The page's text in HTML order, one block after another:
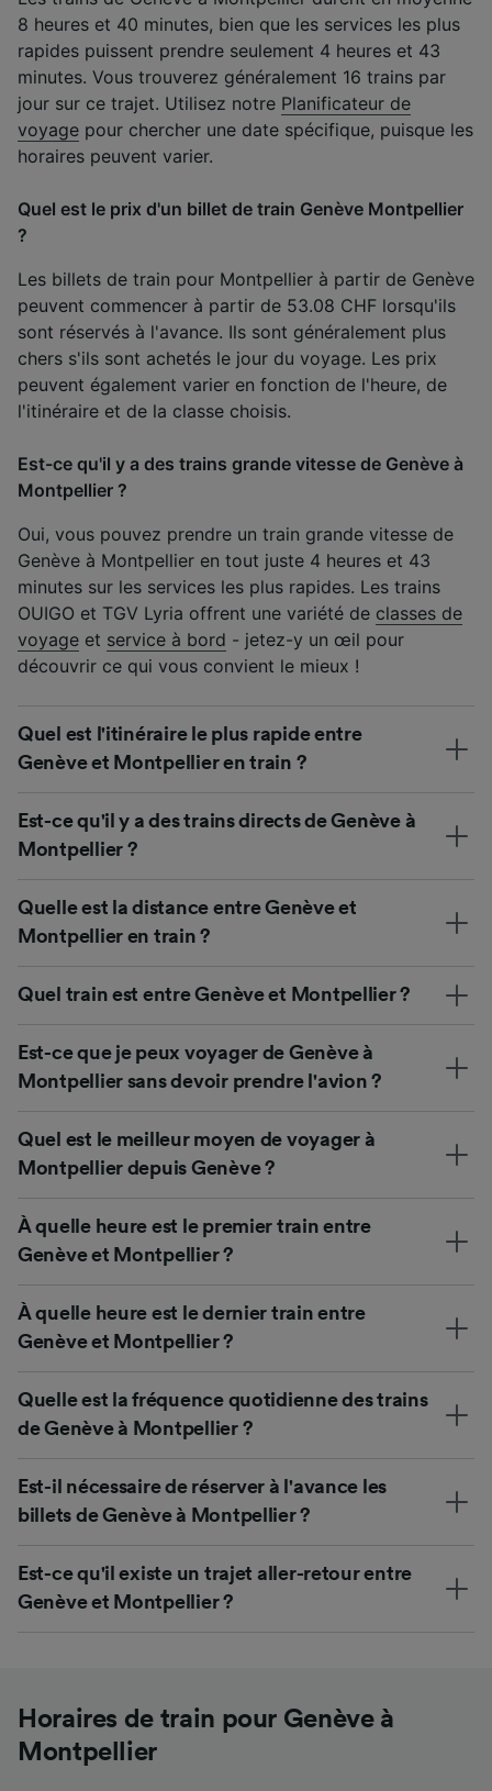
8 heures et 40 minutes, bien que les services les plus
rapides puissent prendre seulement 4 heures et 43
minutes. Vous trouverez généralement 16 trains par
jour sur ce trajet. Utilisez notre Planificateur de
voyage pour chercher une date spécifique, puisque les
horaires peuvent varier.
Quel est le prix d'un billet de train Genève Montpellier
?
Les billets de train pour Montpellier à partir de Genève
peuvent commencer à partir de 53.08 CHF lorsqu'ils
sont réservés à l'avance. Ils sont généralement plus
chers s'ils sont achetés le jour du voyage. Les prix
peuvent également varier en fonction de l'heure, de
l'itinéraire et de la classe choisis.
Est-ce qu'il y a des trains grande vitesse de Genève à
Montpellier ?
Oui, vous pouvez prendre un train grande vitesse de
Genève à Montpellier en tout juste 4 heures et 43
minutes sur les services les plus rapides. Les trains
OUIGO et TGV Lyria offrent une variété de classes de
voyage et service à bord - jetez-y un œil pour
découvrir ce qui vous convient le mieux !
Quel est l'itinéraire le plus rapide entre
Genève et Montpellier en train ?
Est-ce qu'il y a des trains directs de Genève à
Montpellier ?
Quelle est la distance entre Genève et
Montpellier en train ?
Quel train est entre Genève et Montpellier ?
Est-ce que je peux voyager de Genève à
Montpellier sans devoir prendre l'avion ?
Quel est le meilleur moyen de voyager à
Montpellier depuis Genève ?
À quelle heure est le premier train entre
Genève et Montpellier ?
À quelle heure est le dernier train entre
Genève et Montpellier ?
Quelle est la fréquence quotidienne des trains
de Genève à Montpellier ?
Est-il nécessaire de réserver à l'avance les
billets de Genève à Montpellier ?
Est-ce qu'il existe un trajet aller-retour entre
Genève et Montpellier ?
Horaires de train pour Genève à
Montpellier